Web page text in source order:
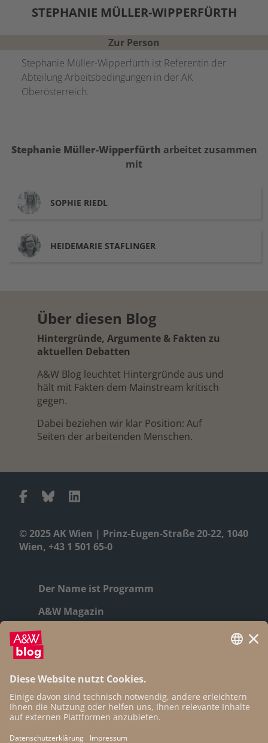
STEPHANIE MÜLLER-WIPPERFÜRTH
Zur Person
Stephanie Müller-Wipperfürth ist Referentin der
Abteilung Arbeitsbedingungen in der AK
Oberösterreich.
Stephanie Müller-Wipperfürth arbeitet zusammen
mit
SOPHIE RIEDL
HEIDEMARIE STAFLINGER
© 2025 AK Wien | Prinz-Eugen-Straße 20-22, 1040
Wien, +43 1 501 65-0
Der Name ist Programm
A&W Magazin
Geschichte
Autor:innen
Newsletter
Open Access
Über diesen Blog
Hintergründe, Argumente & Fakten zu
aktuellen Debatten
A&W Blog leuchtet Hintergründe aus und
hält mit Fakten dem Mainstream kritisch
gegen.
Dabei beziehen wir klar Position: Auf
Seiten der arbeitenden Menschen.